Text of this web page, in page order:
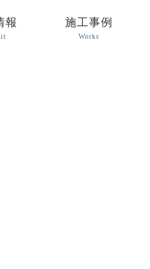
報 施工事例
Works